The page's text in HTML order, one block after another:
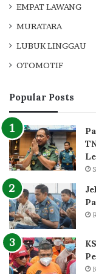
EMPAT LAWANG
MURATARA
LUBUK LINGGAU
OTOMOTIF
Popular Posts